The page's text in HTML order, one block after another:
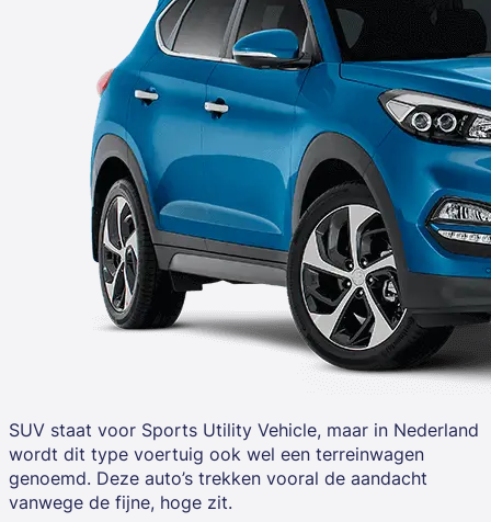
SUV staat voor Sports Utility Vehicle, maar in Nederland
wordt dit type voertuig ook wel een terreinwagen
genoemd. Deze auto’s trekken vooral de aandacht
vanwege de fijne, hoge zit.